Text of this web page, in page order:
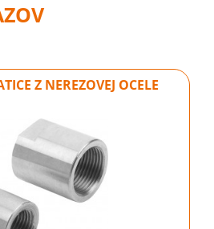
Z NEREZOVEJ OCELE